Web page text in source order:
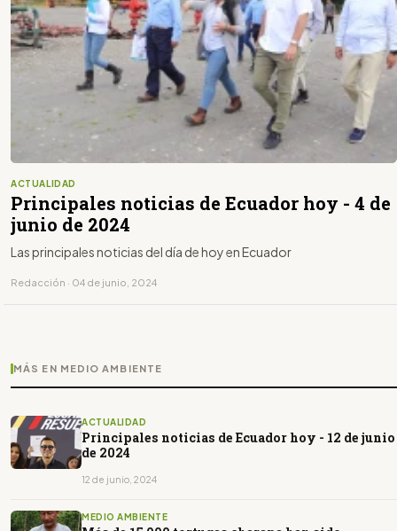
ACTUALIDAD
Principales noticias de Ecuador hoy - 4 de
junio de 2024
Las principales noticias del día de hoy en Ecuador
Redacción · 04 de junio, 2024
MÁS EN MEDIO AMBIENTE
ACTUALIDAD
Principales noticias de Ecuador hoy - 12 de junio
de 2024
12 de junio, 2024
MEDIO AMBIENTE